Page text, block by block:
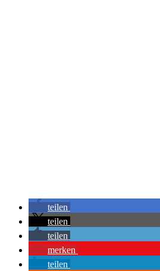
teilen
teilen
teilen
merken
teilen